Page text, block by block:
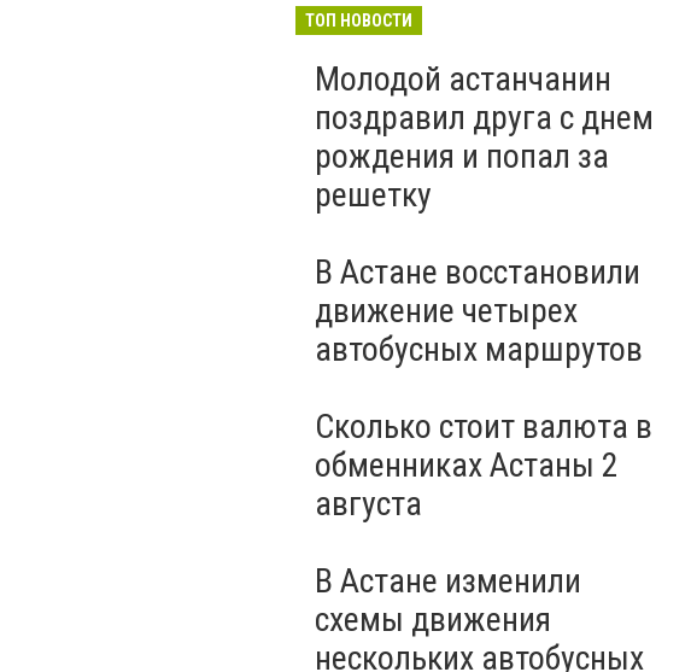
ТОП НОВОСТИ
Молодой астанчанин
поздравил друга с днем
рождения и попал за
решетку
В Астане восстановили
движение четырех
автобусных маршрутов
Сколько стоит валюта в
обменниках Астаны 2
августа
В Астане изменили
схемы движения
нескольких автобусных